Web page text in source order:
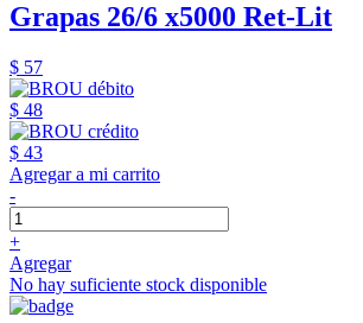
Grapas 26/6 x5000 Ret-Lit
$ 57
$ 48
$ 43
Agregar a mi carrito
-
+
Agregar
No hay suficiente stock disponible